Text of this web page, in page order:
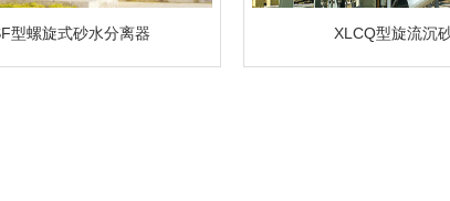
型螺旋式砂水分离器 XLCQ型旋流沉